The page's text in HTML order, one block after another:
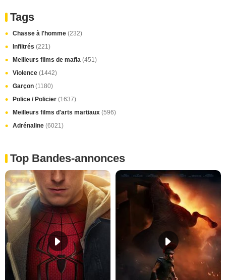
Tags
Chasse à l'homme (232)
Infiltrés (221)
Meilleurs films de mafia (451)
Violence (1442)
Garçon (1180)
Police / Policier (1637)
Meilleurs films d'arts martiaux (596)
Adrénaline (6021)
Top Bandes-annonces